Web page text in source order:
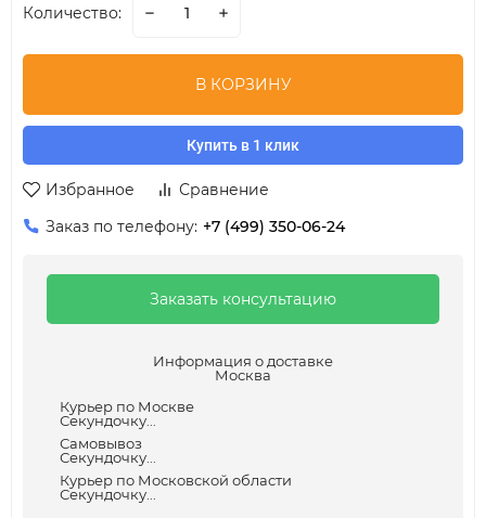
Количество:
В КОРЗИНУ
Купить в 1 клик
Избранное
Сравнение
Заказ по телефону: +7 (499) 350-06-24
Заказать консультацию
Информация о доставке
Москва
Курьер по Москве
Секундочку...
Самовывоз
Секундочку...
Курьер по Московской области
Секундочку...